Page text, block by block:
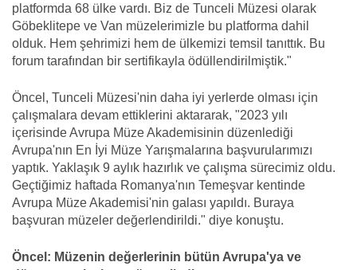
platformda 68 ülke vardı. Biz de Tunceli Müzesi olarak
Göbeklitepe ve Van müzelerimizle bu platforma dahil
olduk. Hem şehrimizi hem de ülkemizi temsil tanıttık. Bu
forum tarafından bir sertifikayla ödüllendirilmiştik."
Öncel, Tunceli Müzesi'nin daha iyi yerlerde olması için
çalışmalara devam ettiklerini aktararak, "2023 yılı
içerisinde Avrupa Müze Akademisinin düzenlediği
Avrupa'nın En İyi Müze Yarışmalarına başvurularımızı
yaptık. Yaklaşık 9 aylık hazırlık ve çalışma sürecimiz oldu.
Geçtiğimiz haftada Romanya'nın Temeşvar kentinde
Avrupa Müze Akademisi'nin galası yapıldı. Buraya
başvuran müzeler değerlendirildi." diye konuştu.
Öncel: Müzenin değerlerinin bütün Avrupa'ya ve